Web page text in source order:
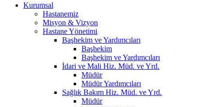
Kurumsal
Hastanemiz
Misyon & Vizyon
Hastane Yönetimi
Başhekim ve Yardımcıları
Başhekim
Başhekim ve Yardımcıları
İdari ve Mali Hiz. Müd. ve Yrd.
Müdür
Müdür Yardımcıları
Sağlık Bakım Hiz. Müd. ve Yrd.
Müdür